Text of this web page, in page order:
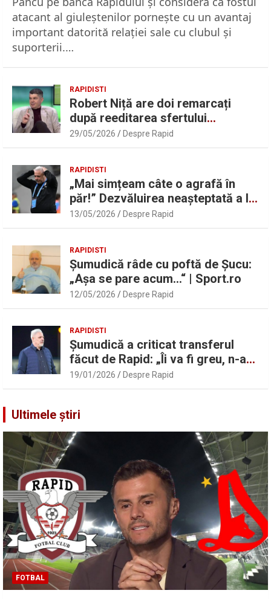
atacant al giuleştenilor porneşte cu un avantaj
important datorită relaţiei sale cu clubul şi
suporterii.…
RAPIDISTI
Robert Niță are doi remarcați
după reeditarea sfertului
UEFAntastic: „Lideri în teren” |
Sport.ro
29/05/2026 Despre Rapid
RAPIDISTI
„Mai simțeam câte o agrafă în
păr!” Dezvăluirea neașteptată a lui
Marius Șumudică despre Daniel
Pancu
13/05/2026 Despre Rapid
RAPIDISTI
Șumudică râde cu poftă de Șucu:
„Așa se pare acum…“ | Sport.ro
12/05/2026 Despre Rapid
RAPIDISTI
Șumudică a criticat transferul
făcut de Rapid: „Îi va fi greu, n-am
înțeles”
19/01/2026 Despre Rapid
Ultimele știri
FOTBAL